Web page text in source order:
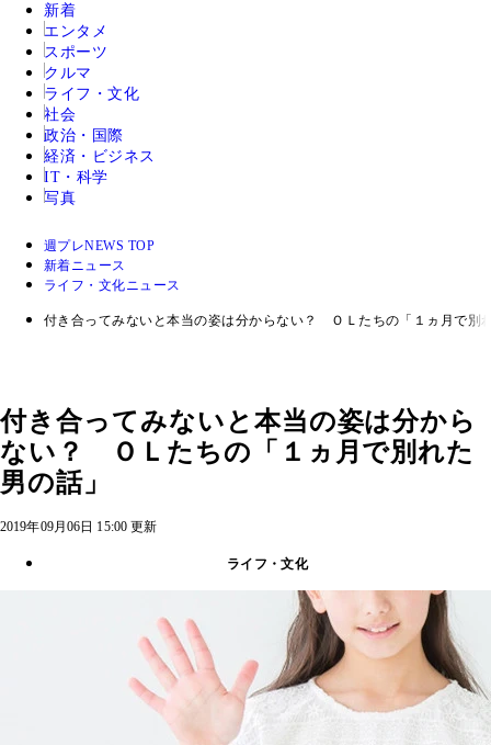
新着
エンタメ
スポーツ
クルマ
ライフ・文化
社会
政治・国際
経済・ビジネス
IT・科学
写真
週プレNEWS TOP
新着ニュース
ライフ・文化ニュース
付き合ってみないと本当の姿は分からない？ ＯＬたちの「１ヵ月で別
付き合ってみないと本当の姿は分から
ない？ ＯＬたちの「１ヵ月で別れた
男の話」
2019年09月06日 15:00 更新
ライフ・文化